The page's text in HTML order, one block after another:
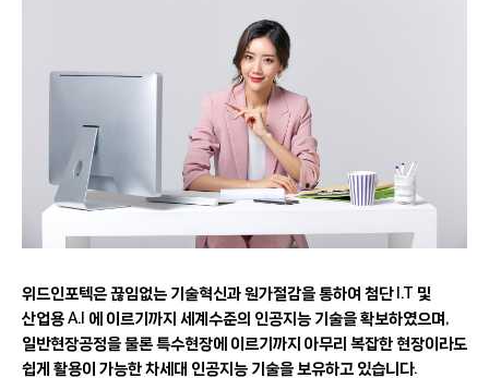
위드인포텍은 끊임없는 기술혁신과 원가절감을 통하여 첨단 I.T 및
산업용 A.I 에 이르기까지 세계수준의 인공지능 기술을 확보하였으며,
일반현장공정을 물론 특수현장에 이르기까지 아무리 복잡한 현장이라도
쉽게 활용이 가능한 차세대 인공지능 기술을 보유하고 있습니다.